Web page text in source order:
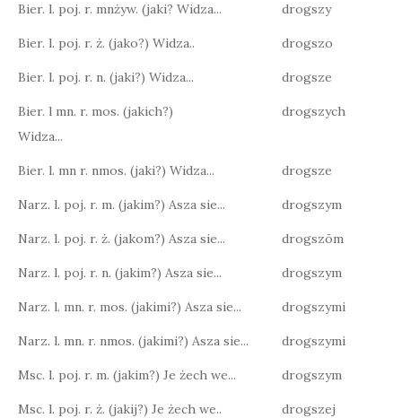
Bier. l. poj. r. mnżyw. (jaki? Widza... drogszy
Bier. l. poj. r. ż. (jako?) Widza.. drogszo
Bier. l. poj. r. n. (jaki?) Widza... drogsze
Bier. l mn. r. mos. (jakich?)
Widza...
drogszych
Bier. l. mn r. nmos. (jaki?) Widza... drogsze
Narz. l. poj. r. m. (jakim?) Asza sie... drogszym
Narz. l. poj. r. ż. (jakom?) Asza sie... drogszōm
Narz. l. poj. r. n. (jakim?) Asza sie... drogszym
Narz. l. mn. r. mos. (jakimi?) Asza sie... drogszymi
Narz. l. mn. r. nmos. (jakimi?) Asza sie... drogszymi
Msc. l. poj. r. m. (jakim?) Je żech we... drogszym
Msc. l. poj. r. ż. (jakij?) Je żech we.. drogszej